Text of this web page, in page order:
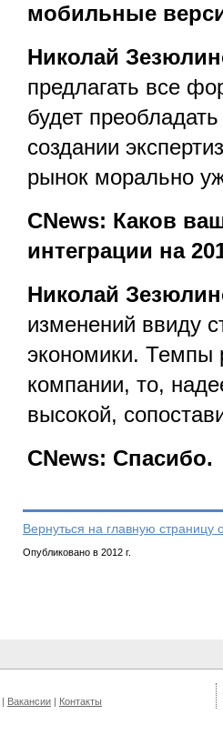
мобильные
Николай
предлагать все
будет
создании
рынок морально
CNews: Каков
интеграции на
Николай
изменений ввиду
экономики. Темпы
компании, то,
высокой,
CNews: Спасибо.
Вернуться на главную страницу
Опубликовано в 2012 г.
| Вакансии | Контакты